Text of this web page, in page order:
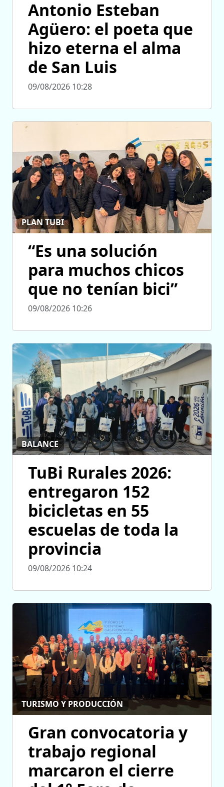
Antonio Esteban
Agüero: el poeta que
hizo eterna el alma
de San Luis
09/08/2026 10:28
PLAN TUBI
“Es una solución
para muchos chicos
que no tenían bici”
09/08/2026 10:26
BALANCE
TuBi Rurales 2026:
entregaron 152
bicicletas en 55
escuelas de toda la
provincia
09/08/2026 10:24
TURISMO Y PRODUCCIÓN
Gran convocatoria y
trabajo regional
marcaron el cierre